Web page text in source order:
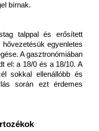
bírnak.
talppal és erősített
egyenletes
A gasztronómiában
el: a 18/0 és a 18/10. A
sokkal ellenállóbb és
során ezt érdemes